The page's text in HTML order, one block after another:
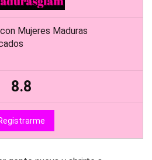
Mujeres Maduras
8.8